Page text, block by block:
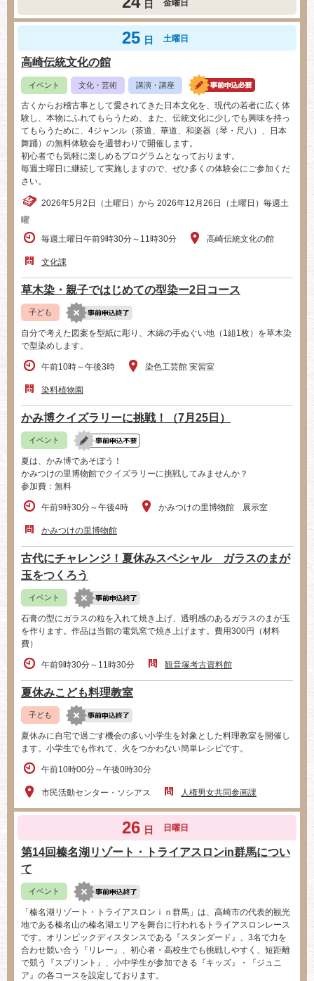
日 金曜日
25 日 土曜日
高崎伝統文化の館
イベント 文化・芸術 講演・講座
古くからお稽古事として愛されてきた日本文化を、現代の若者に広く体
験し、本物にふれてもらうため、また、伝統文化に少しでも興味を持っ
てもらうために、4ジャンル（茶道、華道、和楽器（琴・尺八）、日本
舞踊）の無料体験会を週替わりで開催します。
初心者でも気軽に楽しめるプログラムとなっております。
毎週土曜日に継続して実施しますので、ぜひ多くの体験会にご参加くだ
さい。
2026年5月2日（土曜日）から 2026年12月26日（土曜日）毎週土
曜
毎週土曜日午前9時30分～11時30分
高崎伝統文化の館
文化課
草木染・親子ではじめての型染ー2日コース
子ども
自分で考えた図案を型紙に彫り、木綿の手ぬぐい地（1組1枚）を草木染
で型染めします。
午前10時～午後3時 染色工芸館 実習室
染料植物園
かみ博クイズラリーに挑戦！（7月25日）
イベント
夏は、かみ博であそぼう！
かみつけの里博物館でクイズラリーに挑戦してみませんか？
参加費：無料
午前9時30分～午後4時 かみつけの里博物館 展示室
かみつけの里博物館
古代にチャレンジ！夏休みスペシャル ガラスのまが
玉をつくろう
イベント
石膏の型にガラスの粒を入れて焼き上げ、透明感のあるガラスのまが玉
を作ります。作品は当館の電気窯で焼き上げます。費用300円（材料
費）
午前9時30分～11時30分 観音塚考古資料館
夏休みこども料理教室
子ども
夏休みに自宅で過ごす機会の多い小学生を対象とした料理教室を開催し
ます。小学生でも作れて、火をつかわない簡単レシピです。
午前10時00分～午後0時30分
市民活動センター・ソシアス 人権男女共同参画課
26 日 日曜日
第14回榛名湖リゾート・トライアスロンin群馬につい
て
イベント
「榛名湖リゾート・トライアスロンｉｎ群馬」は、高崎市の代表的観光
地である榛名山の榛名湖エリアを舞台に行われるトライアスロンレース
です。オリンピックディスタンスである『スタンダード』、3名で力を
合わせ競い合う『リレー』、初心者・高校生でも挑戦しやすく、短距離
で競う『スプリント』、小中学生が参加できる『キッズ』・『ジュニ
ア』の各コースを設定しております。